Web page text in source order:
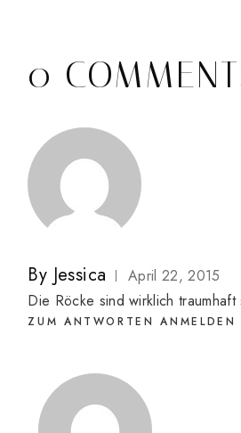
0
By Jessica
April 22, 2015
Die Röcke sind wirklich
ZUM ANTWORTEN ANMELDEN